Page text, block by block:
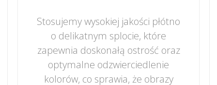
Stosujemy wysokiej jakości płótno
o delikatnym splocie, które
zapewnia doskonałą ostrość oraz
optymalne odzwierciedlenie
kolorów, co sprawia, że obrazy